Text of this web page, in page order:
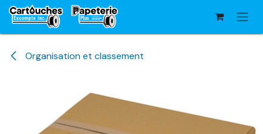
Se rendre au contenu
Organisation et classement